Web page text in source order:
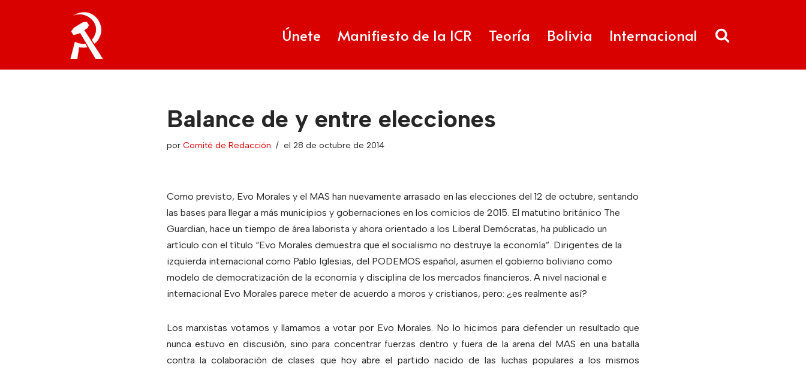
Únete Manifiesto de la ICR Teoría Bolivia Internacional
Balance de y entre elecciones
por Comité de Redacción el 28 de octubre de 2014
Como previsto, Evo Morales y el MAS han nuevamente arrasado en las elecciones del 12 de octubre, sentando
las bases para llegar a más municipios y gobernaciones en los comicios de 2015. El matutino británico The
Guardian, hace un tiempo de área laborista y ahora orientado a los Liberal Demócratas, ha publicado un
artículo con el título “Evo Morales demuestra que el socialismo no destruye la economía”. Dirigentes de la
izquierda internacional como Pablo Iglesias, del PODEMOS español, asumen el gobierno boliviano como
modelo de democratización de la economía y disciplina de los mercados financieros. A nivel nacional e
internacional Evo Morales parece meter de acuerdo a moros y cristianos, pero: ¿es realmente así?
Los marxistas votamos y llamamos a votar por Evo Morales. No lo hicimos para defender un resultado que
nunca estuvo en discusión, sino para concentrar fuerzas dentro y fuera de la arena del MAS en una batalla
contra la colaboración de clases que hoy abre el partido nacido de las luchas populares a los mismos